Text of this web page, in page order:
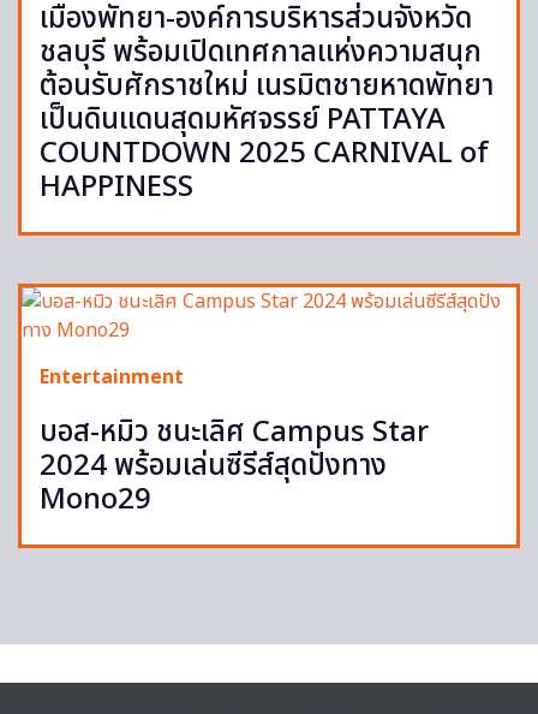
เมืองพัทยา-องค์การบริหารส่วนจังหวัด
ชลบุรี พร้อมเปิดเทศกาลแห่งความสนุก
ต้อนรับศักราชใหม่ เนรมิตชายหาดพัทยา
เป็นดินแดนสุดมหัศจรรย์ PATTAYA
COUNTDOWN 2025 CARNIVAL of
HAPPINESS
Entertainment
บอส-หมิว ชนะเลิศ Campus Star
2024 พร้อมเล่นซีรีส์สุดปังทาง
Mono29